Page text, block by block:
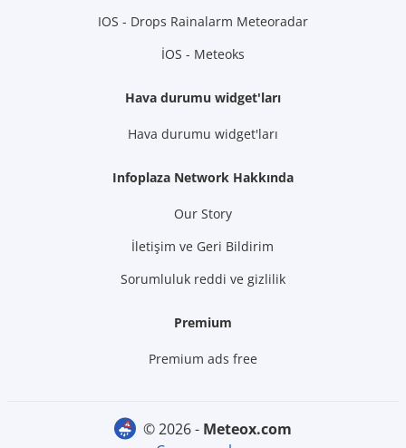
IOS - Drops Rainalarm Meteoradar
İOS - Meteoks
Hava durumu widget'ları
Hava durumu widget'ları
Infoplaza Network Hakkında
Our Story
İletişim ve Geri Bildirim
Sorumluluk reddi ve gizlilik
Premium
Premium ads free
© 2026 -
meteox.com